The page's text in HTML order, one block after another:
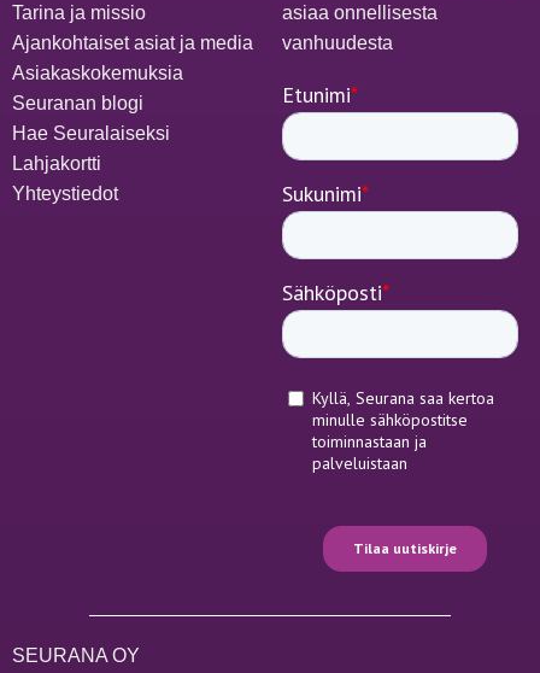
Tarina ja missio
Ajankohtaiset asiat ja media
Asiakaskokemuksia
Seuranan blogi
Hae Seuralaiseksi
Lahjakortti
Yhteystiedot
asiaa onnellisesta
vanhuudesta
SEURANA OY